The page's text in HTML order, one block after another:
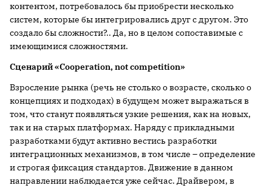
контентом, потребовалось бы приобрести несколько
систем, которые бы интегрировались друг с другом. Это
создало бы сложности?.. Да, но в целом сопоставимые с
имеющимися сложностями.
Сценарий «Cooperation, not competition»
Взросление рынка (речь не столько о возрасте, сколько о
концепциях и подходах) в будущем может выражаться в
том, что станут появляться узкие решения, как на новых,
так и на старых платформах. Наряду с прикладными
разработками будут активно вестись разработки
интеграционных механизмов, в том числе – определение
и строгая фиксация стандартов. Движение в данном
направлении наблюдается уже сейчас. Драйвером, в